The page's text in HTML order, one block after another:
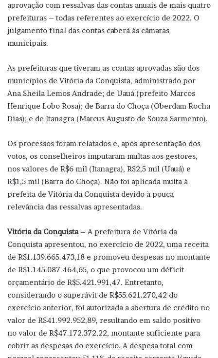
aprovação com ressalvas das contas anuais de mais quatro
prefeituras – todas referentes ao exercício de 2022. O
julgamento final das contas caberá às câmaras
municipais.
As prefeituras que tiveram as contas aprovadas são dos
municípios de Vitória da Conquista, administrado por
Ana Sheila Lemos Andrade; de Uauá (prefeito Marcos
Henrique Lobo Rosa); de Barra do Choça (Oberdam Rocha
Dias); e de Itanagra (Marcus Augusto de Souza Sarmento).
Os processos foram relatados e, após apresentação dos
votos, os conselheiros imputaram multas aos gestores,
nos valores de R$6 mil (Itanagra), R$2,5 mil (Uauá) e
R$1,5 mil (Barra do Choça). Não foi aplicada multa à
prefeita de Vitória da Conquista devido à pouca
relevância das ressalvas apresentadas.
Vitória da Conquista– A prefeitura de Vitória da
Conquista apresentou, no exercício de 2022, uma receita
de R$1.139.665.473,18 e promoveu despesas no montante
de R$1.145.087.464,65, o que provocou um déficit
orçamentário de R$5.421.991,47. Entretanto,
considerando o superávit de R$55.621.270,42 do
exercício anterior, foi autorizada a abertura de crédito no
valor de R$41.992.952,89, resultando em saldo positivo
no valor de R$47.172.372,22, montante suficiente para
cobrir as despesas do exercício. A despesa total com